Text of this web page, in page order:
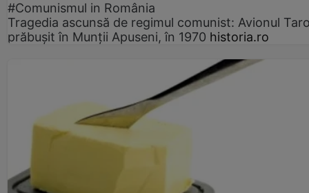
#Comunismul in România
Tragedia ascunsă de regimul comunist: Avionul
prăbușit în Munții Apuseni, în 1970 historia.ro